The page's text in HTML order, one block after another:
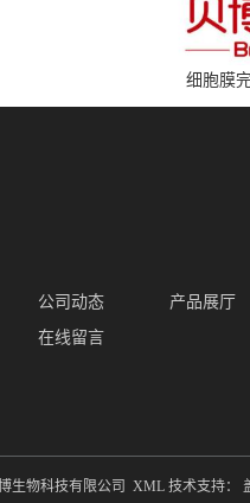
细胞膜
公司动态
产品展厅
在线留言
生物科技有限公司 XML 技术支持：